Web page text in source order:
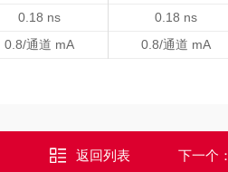
0.18 ns 0.18 ns
0.8/通道 mA 0.8/通道 mA
返回列表 下一个：